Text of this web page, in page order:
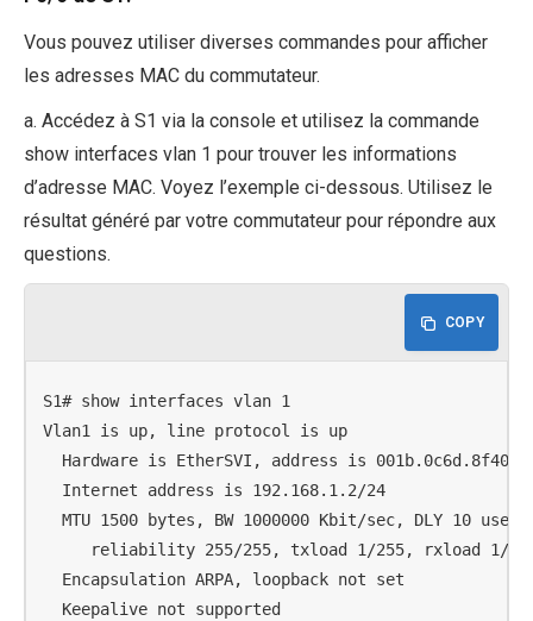
Vous pouvez utiliser diverses commandes pour afficher
les adresses MAC du commutateur.
a. Accédez à S1 via la console et utilisez la commande
show interfaces vlan 1 pour trouver les informations
d’adresse MAC. Voyez l’exemple ci-dessous. Utilisez le
résultat généré par votre commutateur pour répondre aux
questions.
COPY
S1# show interfaces vlan 1
Vlan1 is up, line protocol is up
Hardware is EtherSVI, address is 001b.0c6d.8f40
  Internet address is 192.168.1.2/24
  MTU 1500 bytes, BW 1000000 Kbit/sec, DLY 10 usec,
reliability 255/255, txload 1/255, rxload 1/
  Encapsulation ARPA, loopback not set
  Keepalive not supported